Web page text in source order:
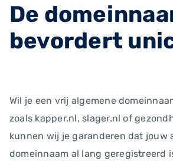
De
bevordert
Wil je een vrij algemene
zoals kapper.nl, slager.nl of
kunnen wij je garanderen dat jouw
domeinnaam al lang geregistreerd